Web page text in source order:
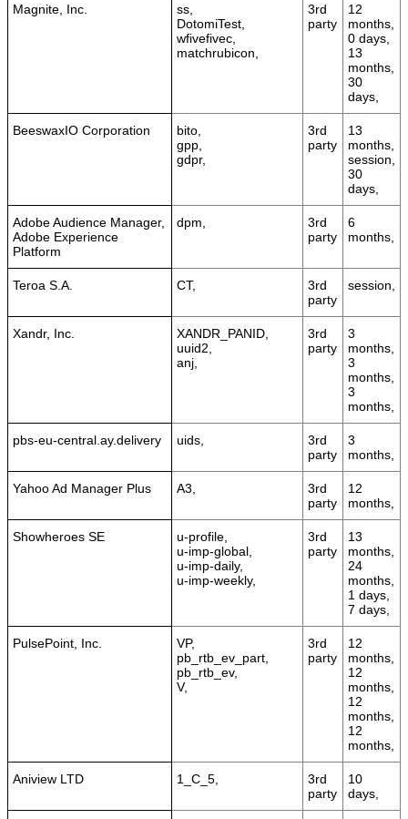
Magnite, Inc.
ss,
DotomiTest,
wfivefivec,
matchrubicon,
3rd
party
12
months,
0 days,
13
months,
30
days,
BeeswaxIO Corporation
bito,
gpp,
gdpr,
3rd
party
13
months,
session,
30
days,
Adobe Audience Manager,
Adobe Experience
Platform
dpm,
3rd
party
6
months,
Teroa S.A. CT,
3rd
party
session,
Xandr, Inc.
XANDR_PANID,
uuid2,
anj,
3rd
party
3
months,
3
months,
3
months,
pbs-eu-central.ay.delivery uids,
3rd
party
3
months,
Yahoo Ad Manager Plus A3,
3rd
party
12
months,
Showheroes SE
u-profile,
u-imp-global,
u-imp-daily,
u-imp-weekly,
3rd
party
13
months,
24
months,
1 days,
7 days,
PulsePoint, Inc.
VP,
pb_rtb_ev_part,
pb_rtb_ev,
V,
3rd
party
12
months,
12
months,
12
months,
12
months,
Aniview LTD 1_C_5,
3rd
party
10
days,